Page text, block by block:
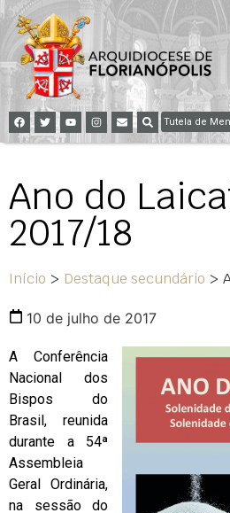
Tutela de
Ano do
2017/18
Início > Destaque secundário >
10 de julho de 2017
A Conferência
Nacional dos
Bispos do
Brasil, reunida
durante a 54ª
Assembleia
Geral Ordinária,
na sessão do